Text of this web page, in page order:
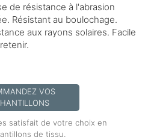
de résistance à l'abrasion
Résistant au boulochage.
aux rayons solaires. Facile
VOS
satisfait de votre choix en
de tissu.